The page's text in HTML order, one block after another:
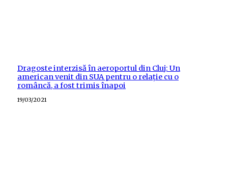
Dragoste interzisă în aeroportul din Cluj: Un
american venit din SUA pentru o relație cu o
româncă, a fost trimis înapoi
Posted
19/03/2021